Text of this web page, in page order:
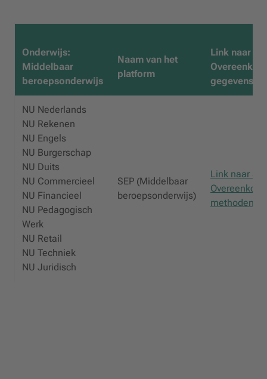
Onderwijs:
Middelbaar
beroepsonderwijs
Naam van het
platform
Link naar
NU Nederlands
NU Rekenen
NU Engels
NU Burgerschap
NU Duits
NU Commercieel
NU Financieel
NU Pedagogisch
Werk
NU Retail
NU Techniek
NU Juridisch
SEP (Middelbaar
beroepsonderwijs)
Link naar
methoden)